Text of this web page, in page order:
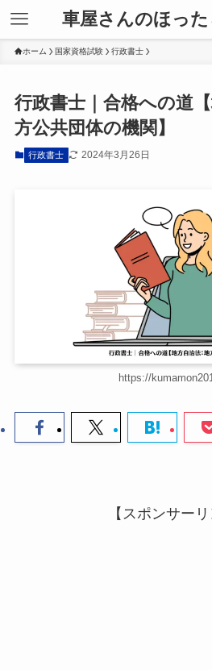
車屋さんのほっ
ホーム 国家資格試験 行政書士
行政書士｜合格への道
方公共団体の機関】
行政書士 2024年3月26日
https://
【スポンサーリ